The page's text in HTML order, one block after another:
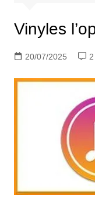
Vinyles
20/07/2025 2